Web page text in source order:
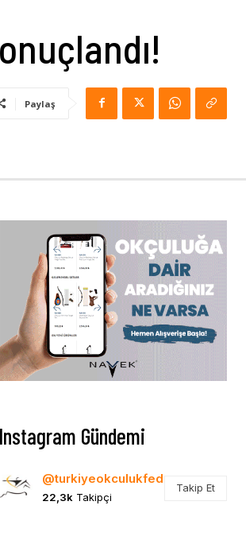
Paylaş
Instagram Gündemi
@turkiyeokculukfed
22,3k Takipçi
Takip Et